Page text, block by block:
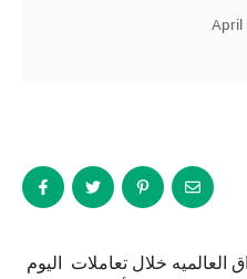
April